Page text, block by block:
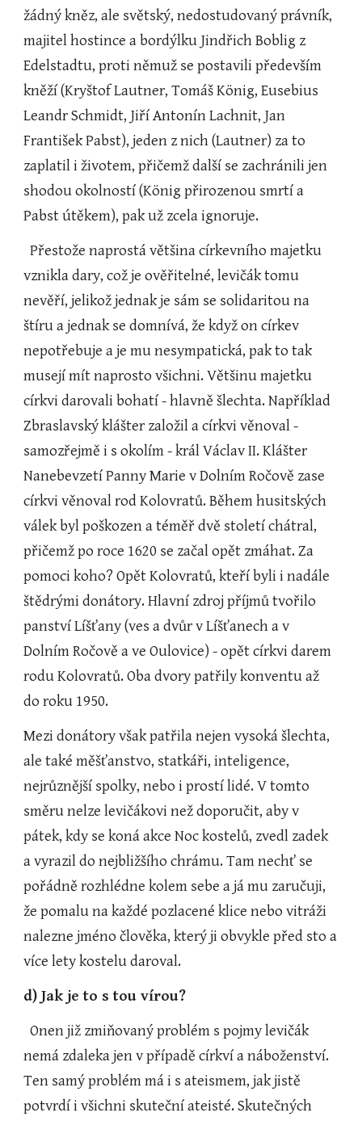
žádný kněz, ale světský, nedostudovaný právník,
majitel hostince a bordýlku Jindřich Boblig z
Edelstadtu, proti němuž se postavili především
kněží (Kryštof Lautner, Tomáš König, Eusebius
Leandr Schmidt, Jiří Antonín Lachnit, Jan
František Pabst), jeden z nich (Lautner) za to
zaplatil i životem, přičemž další se zachránili jen
shodou okolností (König přirozenou smrtí a
Pabst útěkem), pak už zcela ignoruje.
  Přestože naprostá většina církevního majetku
vznikla dary, což je ověřitelné, levičák tomu
nevěří, jelikož jednak je sám se solidaritou na
štíru a jednak se domnívá, že když on církev
nepotřebuje a je mu nesympatická, pak to tak
musejí mít naprosto všichni. Většinu majetku
církvi darovali bohatí - hlavně šlechta. Například
Zbraslavský klášter založil a církvi věnoval -
samozřejmě i s okolím - král Václav II. Klášter
Nanebevzetí Panny Marie v Dolním Ročově zase
církvi věnoval rod Kolovratů. Během husitských
válek byl poškozen a téměř dvě století chátral,
přičemž po roce 1620 se začal opět zmáhat. Za
pomoci koho? Opět Kolovratů, kteří byli i nadále
štědrými donátory. Hlavní zdroj příjmů tvořilo
panství Líšťany (ves a dvůr v Líšťanech a v
Dolním Ročově a ve Oulovice) - opět církvi darem
rodu Kolovratů. Oba dvory patřily konventu až
do roku 1950.
Mezi donátory však patřila nejen vysoká šlechta,
ale také měšťanstvo, statkáři, inteligence,
nejrůznější spolky, nebo i prostí lidé. V tomto
směru nelze levičákovi než doporučit, aby v
pátek, kdy se koná akce Noc kostelů, zvedl zadek
a vyrazil do nejbližšího chrámu. Tam nechť se
pořádně rozhlédne kolem sebe a já mu zaručuji,
že pomalu na každé pozlacené klice nebo vitráži
nalezne jméno člověka, který ji obvykle před sto a
více lety kostelu daroval.
d) Jak je to s tou vírou?
  Onen již zmiňovaný problém s pojmy levičák
nemá zdaleka jen v případě církví a náboženství.
Ten samý problém má i s ateismem, jak jistě
potvrdí i všichni skuteční ateisté. Skutečných